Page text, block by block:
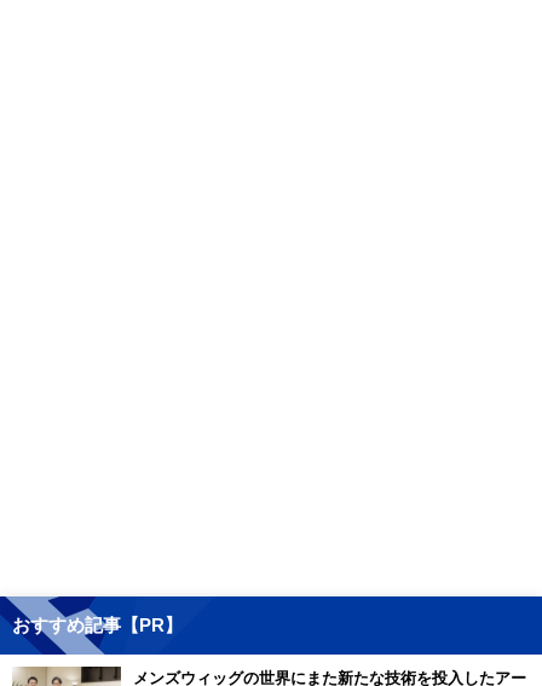
おすすめ記事【PR】
メンズウィッグの世界にまた新たな技術を投入したアー